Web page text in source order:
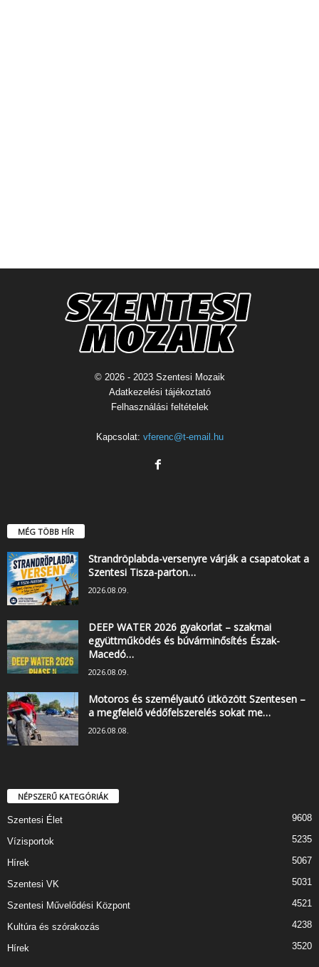
© 2026 - 2023 Szentesi Mozaik
Adatkezelési tájékoztató
Felhasználási feltételek
Kapcsolat: vferenc@t-email.hu
MÉG TÖBB HÍR
Strandröplabda-versenyre várják a csapatokat a
Szentesi Tisza-parton…
2026.08.09.
DEEP WATER 2026 gyakorlat – szakmai
együttműködés és búvárminősítés Észak-
Macedó…
2026.08.09.
Motoros és személyautó ütközött Szentesen –
a megfelelő védőfelszerelés sokat me…
2026.08.08.
NÉPSZERŰ KATEGÓRIÁK
Szentesi Élet 9608
Vízisportok 5235
Hírek 5067
Szentesi VK 5031
Szentesi Művelődési Központ 4521
Kultúra és szórakozás 4238
Hírek 3520